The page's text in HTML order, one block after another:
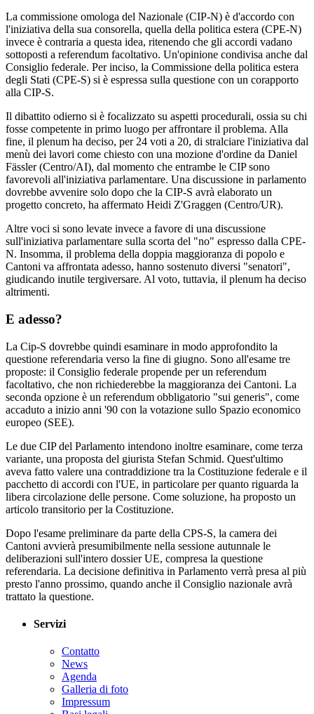
La commissione omologa del Nazionale (CIP-N) è d'accordo con
l'iniziativa della sua consorella, quella della politica estera (CPE-N)
invece è contraria a questa idea, ritenendo che gli accordi vadano
sottoposti a referendum facoltativo. Un'opinione condivisa anche dal
Consiglio federale. Per inciso, la Commissione della politica estera
degli Stati (CPE-S) si è espressa sulla questione con un corapporto
alla CIP-S.
Il dibattito odierno si è focalizzato su aspetti procedurali, ossia su chi
fosse competente in primo luogo per affrontare il problema. Alla
fine, il plenum ha deciso, per 24 voti a 20, di stralciare l'iniziativa dal
menù dei lavori come chiesto con una mozione d'ordine da Daniel
Fässler (Centro/AI), dal momento che entrambe le CIP sono
favorevoli all'iniziativa parlamentare. Una discussione in parlamento
dovrebbe avvenire solo dopo che la CIP-S avrà elaborato un
progetto concreto, ha affermato Heidi Z'Graggen (Centro/UR).
Altre voci si sono levate invece a favore di una discussione
sull'iniziativa parlamentare sulla scorta del "no" espresso dalla CPE-
N. Insomma, il problema della doppia maggioranza di popolo e
Cantoni va affrontata adesso, hanno sostenuto diversi "senatori",
giudicando inutile tergiversare. Al voto, tuttavia, il plenum ha deciso
altrimenti.
E adesso?
La Cip-S dovrebbe quindi esaminare in modo approfondito la
questione referendaria verso la fine di giugno. Sono all'esame tre
proposte: il Consiglio federale propende per un referendum
facoltativo, che non richiederebbe la maggioranza dei Cantoni. La
seconda opzione è un referendum obbligatorio "sui generis", come
accaduto a inizio anni '90 con la votazione sullo Spazio economico
europeo (SEE).
Le due CIP del Parlamento intendono inoltre esaminare, come terza
variante, una proposta del giurista Stefan Schmid. Quest'ultimo
aveva fatto valere una contraddizione tra la Costituzione federale e il
pacchetto di accordi con l'UE, in particolare per quanto riguarda la
libera circolazione delle persone. Come soluzione, ha proposto un
articolo transitorio per la Costituzione.
Dopo l'esame preliminare da parte della CPS-S, la camera dei
Cantoni avvierà presumibilmente nella sessione autunnale le
deliberazioni sull'intero dossier UE, compresa la questione
referendaria. La decisione definitiva in Parlamento verrà presa al più
presto l'anno prossimo, quando anche il Consiglio nazionale avrà
trattato la questione.
Servizi
Contatto
News
Agenda
Galleria di foto
Impressum